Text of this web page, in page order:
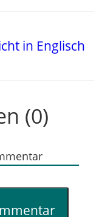
in Englisch
(0)